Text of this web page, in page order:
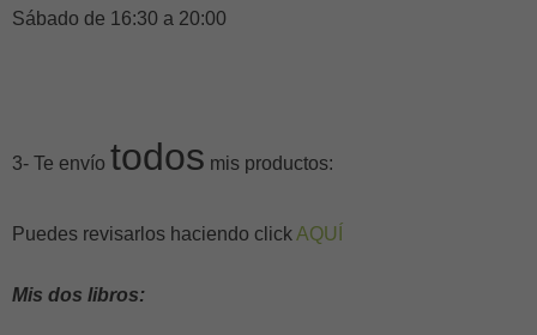
Sábado de 16:30 a 20:00
3- Te envío todos mis productos:
Puedes revisarlos haciendo clickAQUÍ
Mis dos libros: